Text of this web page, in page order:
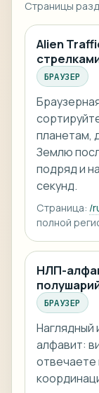
Страницы
Alien
БРАУЗЕР
планетам,
Землю
подряд и
секунд.
Страница: /
полной
НЛП-
БРАУЗЕР
алфавит:
отвечаете